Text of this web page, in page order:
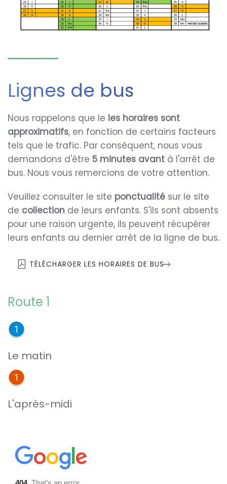
Lignes de bus
Nous rappelons que le les horaires sont
approximatifs, en fonction de certains facteurs
tels que le trafic. Par conséquent, nous vous
demandons d'être 5 minutes avant à l'arrêt de
bus. Nous vous remercions de votre attention.
Veuillez consulter le site ponctualité sur le site
de collection de leurs enfants. S'ils sont absents
pour une raison urgente, ils peuvent récupérer
leurs enfants au dernier arrêt de la ligne de bus.
TÉLÉCHARGER LES HORAIRES DE BUS
Route 1
Le matin
L'après-midi